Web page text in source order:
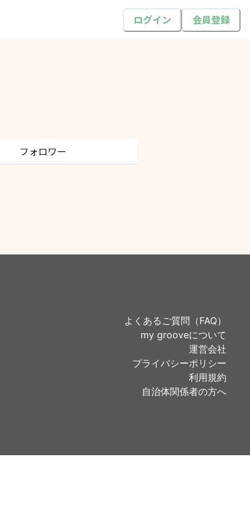
ログイン 会員登録
フォロワー
よくあるご質問（FAQ）
my grooveについて
運営会社
プライバシーポリシー
利用規約
自治体関係者の方へ